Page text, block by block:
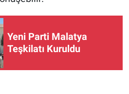
Yeni Parti Malatya
Teşkilatı Kuruldu